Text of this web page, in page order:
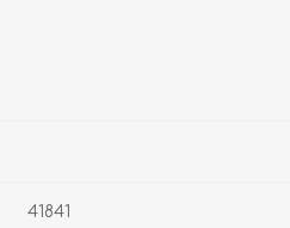
41841